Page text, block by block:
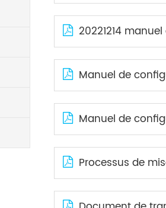
20221214
Manuel de
Manuel de
Processus de